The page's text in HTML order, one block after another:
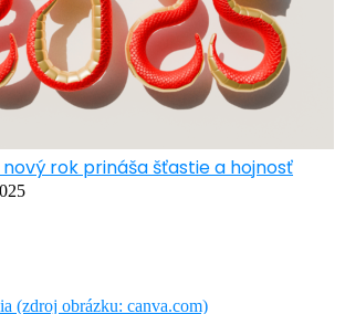
rok prináša šťastie a hojnosť